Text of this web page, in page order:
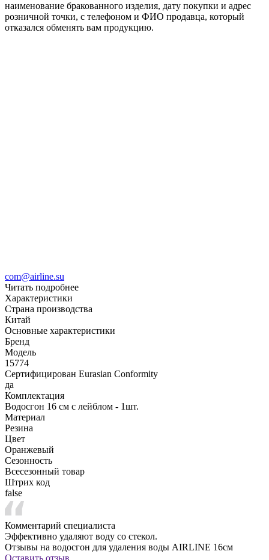
наименование бракованного изделия, дату покупки и адрес
розничной точки, с телефоном и ФИО продавца, который
отказался обменять вам продукцию.
com@airline.su
Читать подробнее
Характеристики
Страна производства
Китай
Основные характеристики
Бренд
Модель
15774
Сертифицирован Eurasian Conformity
да
Комплектация
Водосгон 16 см c лейблом - 1шт.
Материал
Резина
Цвет
Оранжевый
Сезонность
Всесезонный товар
Штрих код
false
Комментарий специалиста
Эффективно удаляют воду со стекол.
Отзывы на водосгон для удаления воды AIRLINE 16см
Оставить отзыв